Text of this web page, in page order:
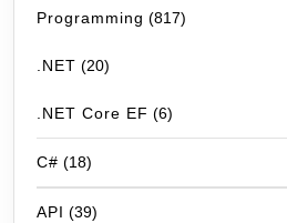
Programming (817)
.NET (20)
.NET Core EF (6)
C# (18)
API (39)